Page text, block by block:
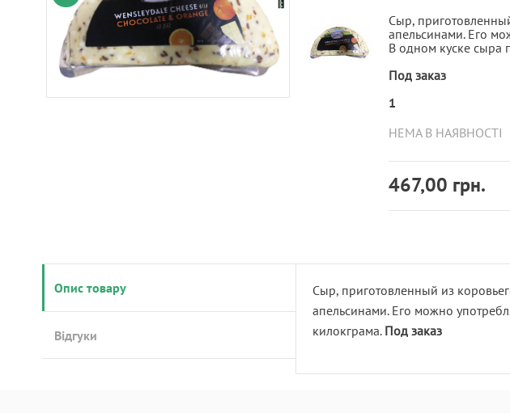
Сыр,
апельсинами. Его
В одном куске сыра
Под заказ
1
НЕМА В НАЯВНОСТІ
467,00 грн.
Опис товару
Відгуки
Сыр, приготовленный из
апельсинами. Его можно
килокграма. Под заказ